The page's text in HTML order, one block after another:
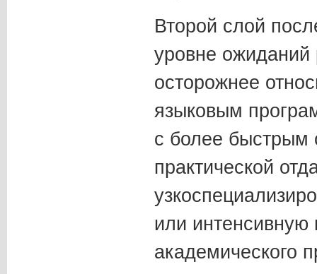
Второй слой
уровне
осторожнее
языковым
с более
практической
или
академического